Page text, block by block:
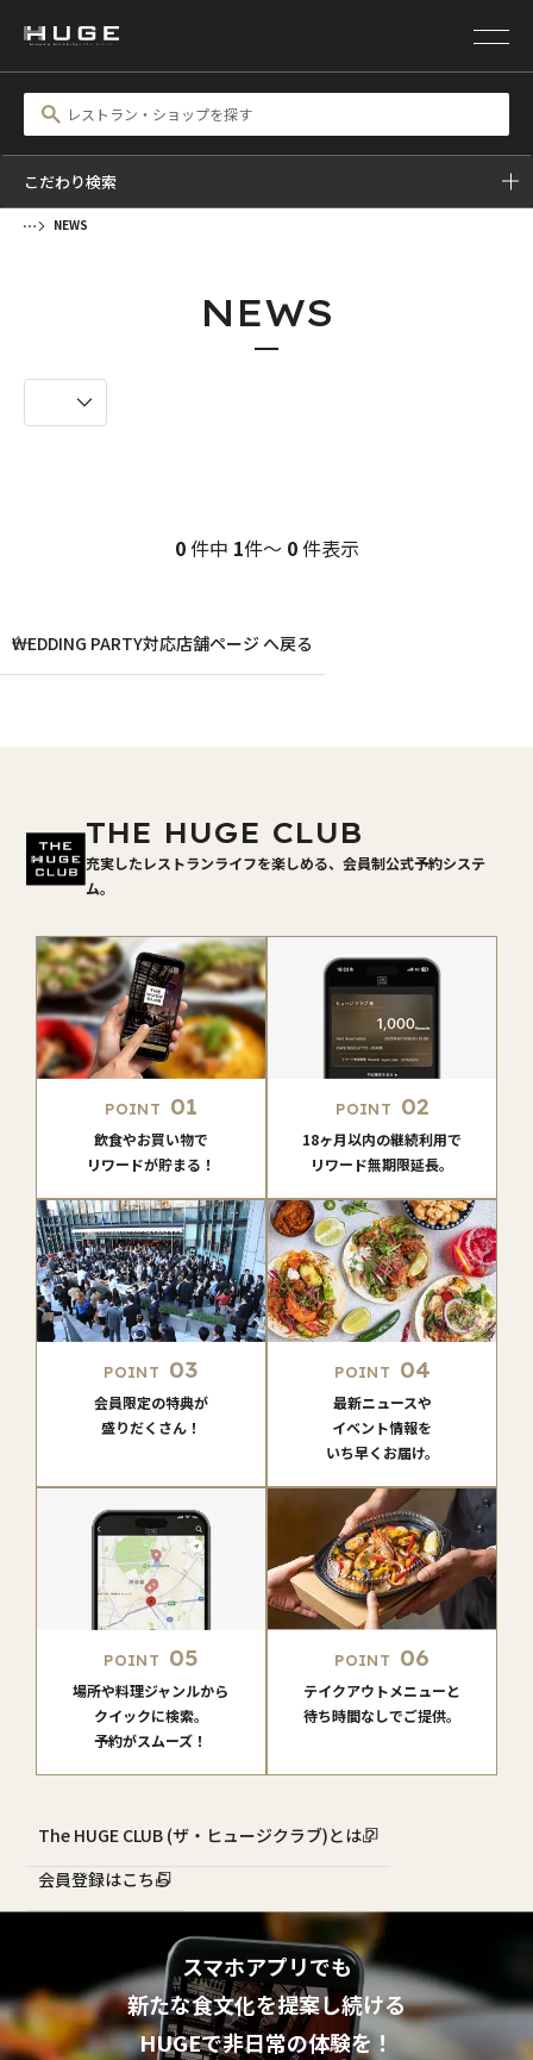
こだわり検索
NEWS
NEWS
0件中 1件～ 0件表示
WEDDING PARTY対応店舗ページ へ戻る
THE HUGE CLUB
充実したレストランライフを楽しめる、会員制公式予約システ
ム。
POINT 01
飲食やお買い物で
リワードが貯まる！
POINT 02
18ヶ月以内の継続利用で
リワード無期限延長。
POINT 03
会員限定の特典が
盛りだくさん！
POINT 04
最新ニュースや
イベント情報を
いち早くお届け。
POINT 05
場所や料理ジャンルから
クイックに検索。
予約がスムーズ！
POINT 06
テイクアウトメニューと
待ち時間なしでご提供。
The HUGE CLUB (ザ・ヒュージクラブ)とは？
会員登録はこちら
スマホアプリでも
新たな食文化を提案し続ける
HUGEで非日常の体験を！